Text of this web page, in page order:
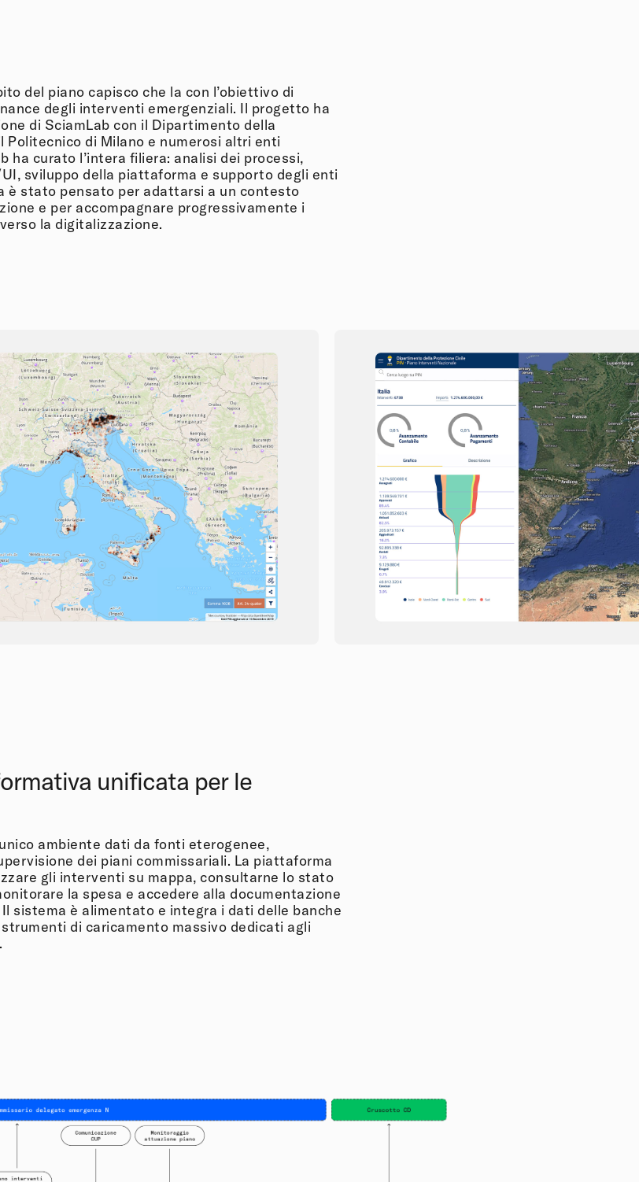
del piano capisco che la con l’obiettivo di
degli interventi emergenziali. Il progetto ha
di SciamLab con il Dipartimento della
Politecnico di Milano e numerosi altri enti
ha curato l’intera filiera: analisi dei processi,
sviluppo della piattaforma e supporto degli enti
è stato pensato per adattarsi a un contesto
e per accompagnare progressivamente i
la digitalizzazione.
unificata per le
ambiente dati da fonti eterogenee,
dei piani commissariali. La piattaforma
gli interventi su mappa, consultarne lo stato
la spesa e accedere alla documentazione
sistema è alimentato e integra i dati delle banche
di caricamento massivo dedicati agli